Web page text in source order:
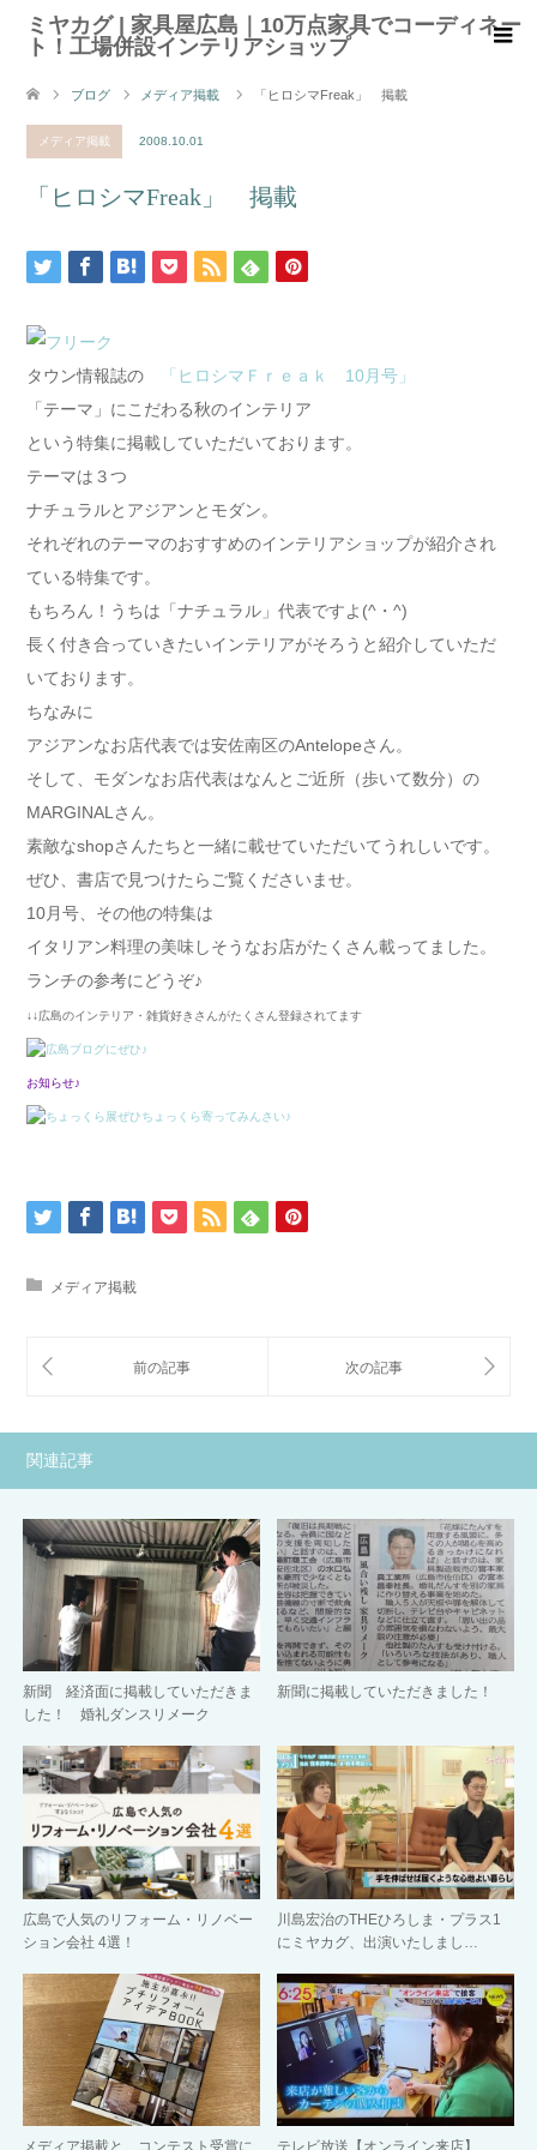
ミヤカグ | 家具屋広島｜10万点家具でコーディネー
ト！工場併設インテリアショップ
ブログ メディア掲載 「ヒロシマFreak」 掲載
メディア掲載 2008.10.01
「ヒロシマFreak」 掲載
タウン情報誌の
「ヒロシマＦｒｅａｋ 10月号」
「テーマ」にこだわる秋のインテリア
という特集に掲載していただいております。
テーマは３つ
ナチュラルとアジアンとモダン。
それぞれのテーマのおすすめのインテリアショップが紹介され
ている特集です。
もちろん！うちは「ナチュラル」代表ですよ(^・^)
長く付き合っていきたいインテリアがそろうと紹介していただ
いております。
ちなみに
アジアンなお店代表では安佐南区のAntelopeさん。
そして、モダンなお店代表はなんとご近所（歩いて数分）の
MARGINALさん。
素敵なshopさんたちと一緒に載せていただいてうれしいです。
ぜひ、書店で見つけたらご覧くださいませ。
10月号、その他の特集は
イタリアン料理の美味しそうなお店がたくさん載ってました。
ランチの参考にどうぞ♪
↓↓広島のインテリア・雑貨好きさんがたくさん登録されてます
お知らせ♪
メディア掲載
関連記事
新聞 経済面に掲載していただきま
した！ 婚礼ダンスリメーク
新聞に掲載していただきました！
広島で人気のリフォーム・リノベー
ション会社 4選！
川島宏治のTHEひろしま・プラス1
にミヤカグ、出演いたしまし…